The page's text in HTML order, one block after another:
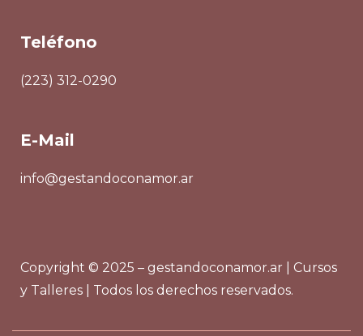
Teléfono
(223) 312-0290
E-Mail
info@gestandoconamor.ar
Copyright © 2025 – gestandoconamor.ar | Cursos
y Talleres | Todos los derechos reservados.